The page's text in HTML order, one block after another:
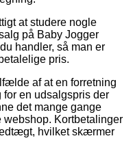
at studere nogle
på Baby Jogger
handler, så man er
pris.
af at en forretning
en udsalgspris der
det mange gange
Kortbetalinger
hvilket skærmer